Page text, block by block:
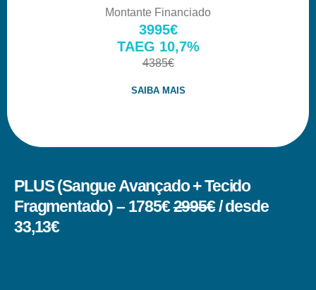
Montante Financiado
3995€
TAEG 10,7%
4385€
SAIBA MAIS
PLUS (Sangue Avançado + Tecido
Fragmentado) – 1785€2995€/ desde
33,13€